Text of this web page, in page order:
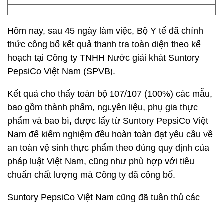
Hôm nay, sau 45 ngày làm việc, Bộ Y tế đã chính
thức công bố kết quả thanh tra toàn diện theo kế
hoạch tại Công ty TNHH Nước giải khát Suntory
PepsiCo Việt Nam (SPVB).
Kết quả cho thấy toàn bộ 107/107 (100%) các mẫu,
bao gồm thành phẩm, nguyên liệu, phụ gia thực
phẩm và bao bì, được lấy từ Suntory PepsiCo Việt
Nam để kiểm nghiệm đều hoàn toàn đạt yêu cầu về
an toàn vệ sinh thực phẩm theo đúng quy định của
pháp luật Việt Nam, cũng như phù hợp với tiêu
chuẩn chất lượng mà Công ty đã công bố.
Suntory PepsiCo Việt Nam cũng đã tuân thủ các